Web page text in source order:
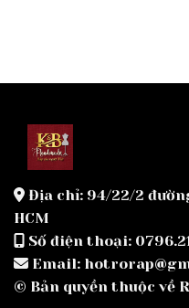
Địa chỉ: 94/22/2
HCM
Số điện thoại:
Email:
© Bản quyền thuộc về